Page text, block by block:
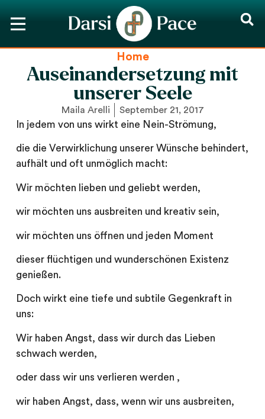
Home
Auseinandersetzung mit
unserer Seele
Maila Arelli September 21, 2017
In jedem von uns wirkt eine Nein-Strömung,
die die Verwirklichung unserer Wünsche behindert,
aufhält und oft unmöglich macht:
Wir möchten lieben und geliebt werden,
wir möchten uns ausbreiten und kreativ sein,
wir möchten uns öffnen und jeden Moment
dieser flüchtigen und wunderschönen Existenz
genießen.
Doch wirkt eine tiefe und subtile Gegenkraft in
uns:
Wir haben Angst, dass wir durch das Lieben
schwach werden,
oder dass wir uns verlieren werden ,
wir haben Angst, dass, wenn wir uns ausbreiten,